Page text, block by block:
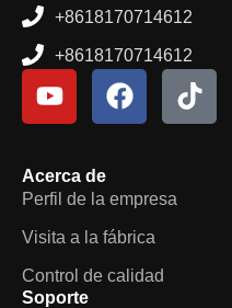
+8618170714612
+8618170714612
Acerca de
Perfil de la empresa
Visita a la fábrica
Control de calidad
Soporte